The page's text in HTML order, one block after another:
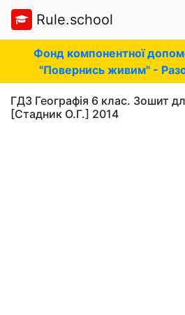
Rule.school
Фонд компонентної
"Повернись живим" -
ГДЗ Географія 6 клас. Зошит
[Стадник О.Г.] 2014